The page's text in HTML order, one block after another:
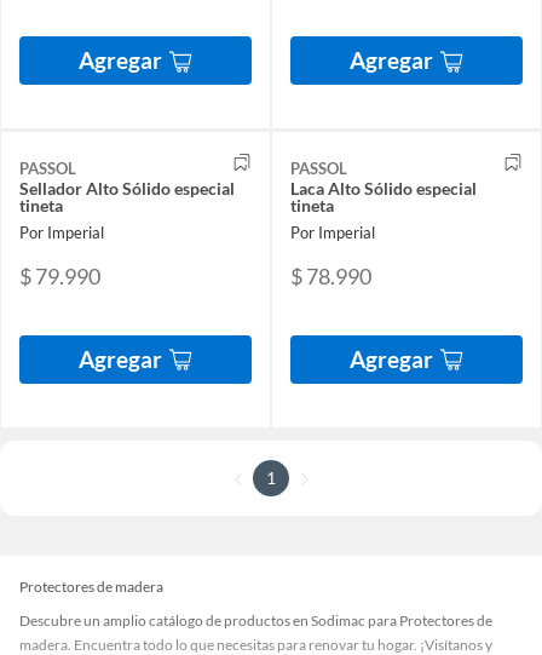
Agregar Agregar
PASSOL
Sellador Alto Sólido especial
tineta
Por Imperial
$ 79.990
Agregar
PASSOL
Laca Alto Sólido especial
tineta
Por Imperial
$ 78.990
Agregar
1
Protectores de madera
Descubre un amplio catálogo de productos en Sodimac para Protectores de
madera. Encuentra todo lo que necesitas para renovar tu hogar. ¡Visítanos y